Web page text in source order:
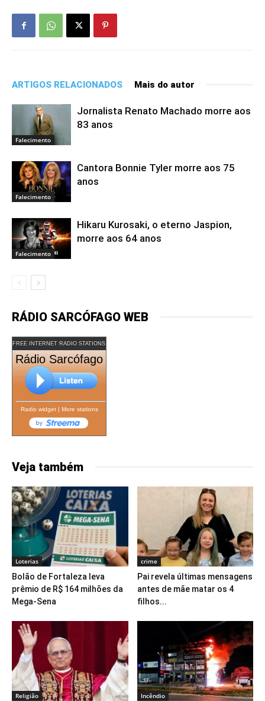
ARTIGOS RELACIONADOS Mais do autor
Falecimento
Jornalista Renato Machado morre aos
83 anos
Falecimento
Cantora Bonnie Tyler morre aos 75
anos
Falecimento
Hikaru Kurosaki, o eterno Jaspion,
morre aos 64 anos
RÁDIO SARCÓFAGO WEB
FREE INTERNET RADIO STATIONS
Rádio Sarcófago
Radio widget| More stations
Veja também
Loterias
Bolão de Fortaleza leva
prêmio de R$ 164 milhões da
Mega-Sena
crime
Pai revela últimas mensagens
antes de mãe matar os 4
filhos...
Religião Incêndio